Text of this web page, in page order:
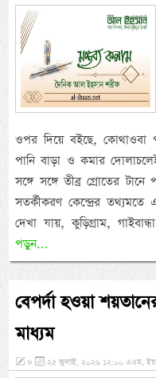
ওপর দিয়ে বইছে, কোথাওবা
পানি বাড়া ও কমার
সঙ্গে সঙ্গে তীব্র গ্রোতের
সতর্কীকরণ কেন্দ্রের তথ্যমতে
দেখা যায়, কুড়িগ্রাম,
পড়ুন...
বেপর্দা হওয়া
মাধ্যম
» ২৫ জুলাই, ২০২৬ ১২:০০ এএম,